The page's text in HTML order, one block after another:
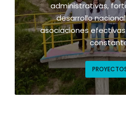
administrativas,
desarrollo
asociaciones